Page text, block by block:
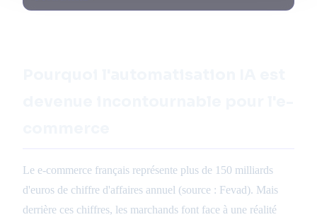
Le e-commerce français représente plus de 150 milliards
d'euros de chiffre d'affaires annuel (source : Fevad). Mais
derrière ces chiffres, les marchands font face à une réalité